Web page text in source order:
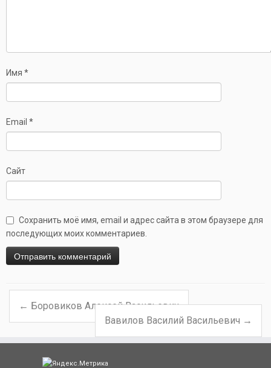
Имя *
Email *
Сайт
Сохранить моё имя, email и адрес сайта в этом браузере для
последующих моих комментариев.
Навигация по записям
← Боровиков Алексей Васильевич
Вавилов Василий Васильевич →